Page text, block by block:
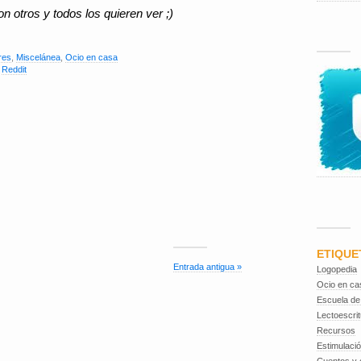
otros y todos los quieren ver ;)
Miscelánea Ocio en casa
Reddit
Entrada antigua »
Logopedia
Ocio en
Escuela
Recursos